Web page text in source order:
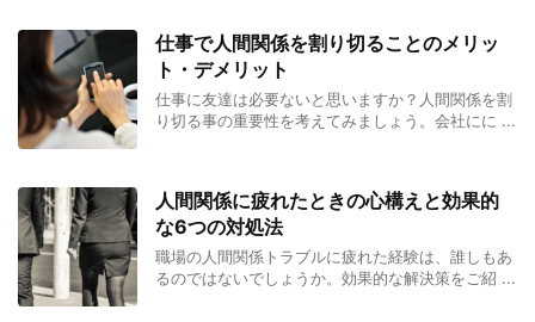
仕事で人間関係を割り切ることのメリッ
ト・デメリット
仕事に友達は必要ないと思いますか？人間関係を割
り切る事の重要性を考えてみましょう。会社にに ...
人間関係に疲れたときの心構えと効果的
な6つの対処法
職場の人間関係トラブルに疲れた経験は、誰しもあ
るのではないでしょうか。効果的な解決策をご紹 ...